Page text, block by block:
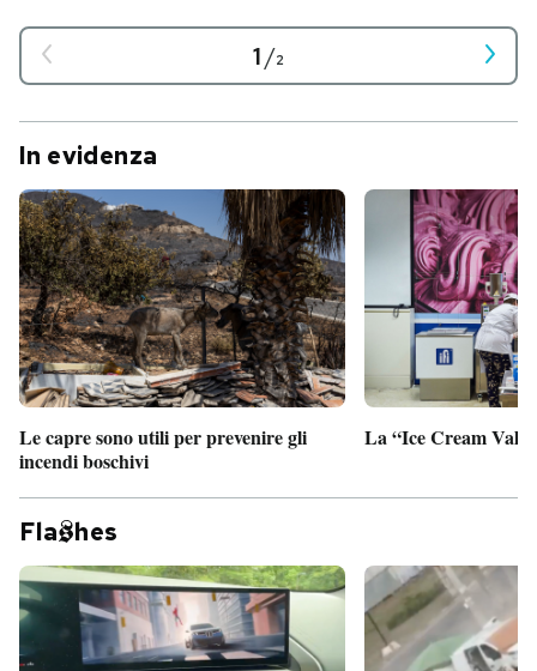
1/2
In evidenza
Le capre sono utili per prevenire gli
incendi boschivi
La “Ice Cream
Fla hes